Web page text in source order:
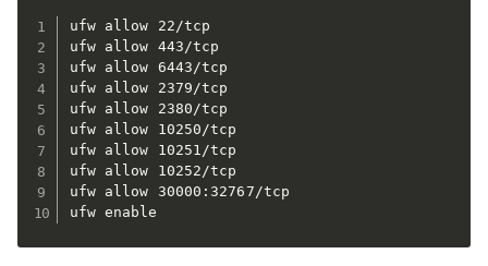
ufw allow 22/tcp
ufw allow 443/tcp
ufw allow 6443/tcp
ufw allow 2379/tcp
ufw allow 2380/tcp
ufw allow 10250/tcp
ufw allow 10251/tcp
ufw allow 10252/tcp
ufw allow 30000:32767/tcp
ufw enable